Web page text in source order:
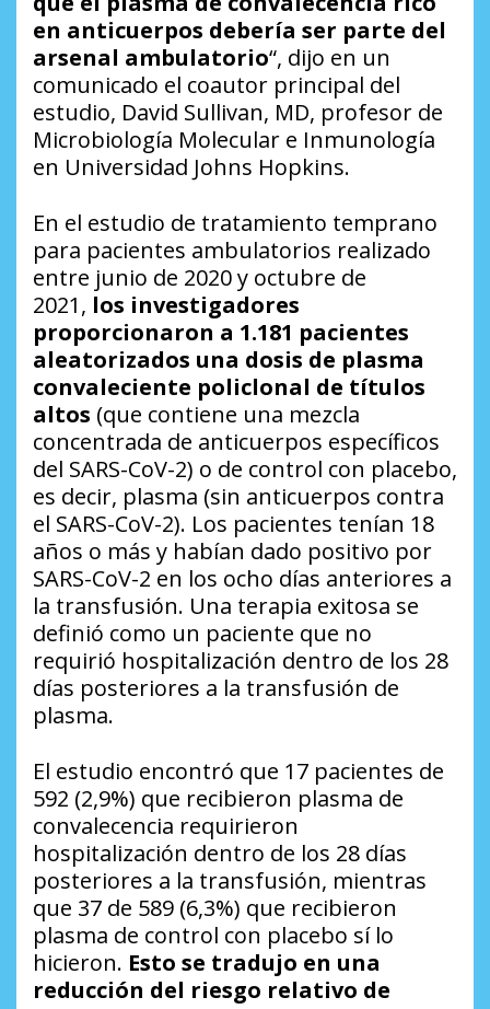
en anticuerpos debería ser parte del
arsenal ambulatorio“, dijo en un
comunicado el coautor principal del
estudio, David Sullivan, MD, profesor de
Microbiología Molecular e Inmunología
en Universidad Johns Hopkins.
En el estudio de tratamiento temprano
para pacientes ambulatorios realizado
entre junio de 2020 y octubre de
2021, los investigadores
proporcionaron a 1.181 pacientes
aleatorizados una dosis de plasma
convaleciente policlonal de títulos
altos (que contiene una mezcla
concentrada de anticuerpos específicos
del SARS-CoV-2) o de control con placebo,
es decir, plasma (sin anticuerpos contra
el SARS-CoV-2). Los pacientes tenían 18
años o más y habían dado positivo por
SARS-CoV-2 en los ocho días anteriores a
la transfusión. Una terapia exitosa se
definió como un paciente que no
requirió hospitalización dentro de los 28
días posteriores a la transfusión de
plasma.
El estudio encontró que 17 pacientes de
592 (2,9%) que recibieron plasma de
convalecencia requirieron
hospitalización dentro de los 28 días
posteriores a la transfusión, mientras
que 37 de 589 (6,3%) que recibieron
plasma de control con placebo sí lo
hicieron. Esto se tradujo en una
reducción del riesgo relativo de